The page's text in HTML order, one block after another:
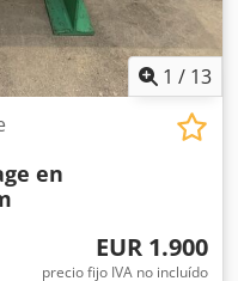
1 / 13
en
EUR 1.900
precio fijo IVA no incluído